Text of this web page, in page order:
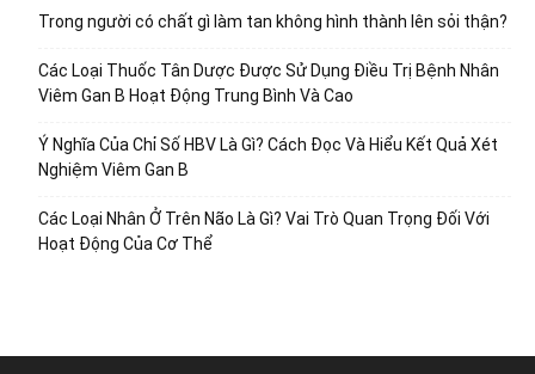
Trong người có chất gì làm tan không hình thành lên sỏi thận?
Các Loại Thuốc Tân Dược Được Sử Dụng Điều Trị Bệnh Nhân
Viêm Gan B Hoạt Động Trung Bình Và Cao
Ý Nghĩa Của Chỉ Số HBV Là Gì? Cách Đọc Và Hiểu Kết Quả Xét
Nghiệm Viêm Gan B
Các Loại Nhân Ở Trên Não Là Gì? Vai Trò Quan Trọng Đối Với
Hoạt Động Của Cơ Thể